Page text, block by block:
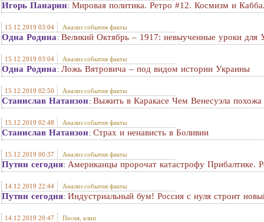
Игорь Панарин: Мировая политика. Ретро #12. Космизм и
15.12.2019 03:04 Анализ события факты
Одна Родина : Великий Октябрь – 1917: невыученные уроки для
15.12.2019 03:04 Анализ события факты
Одна Родина : Ложь Вятровича – под видом истории Украины
15.12.2019 02:50 Анализ события факты
Станислав Натанзон: Выжить в Каракасе Чем Венесуэла
15.12.2019 02:48 Анализ события факты
Станислав Натанзон: Страх и ненависть в Боливии
15.12.2019 00:37 Анализ события факты
Путин сегодня: Американцы пророчат катастрофу Прибалтике.
14.12.2019 22:44 Анализ события факты
Путин сегодня: Индустриальный бум! Россия с нуля строит
14.12.2019 20:47 Песня, клип